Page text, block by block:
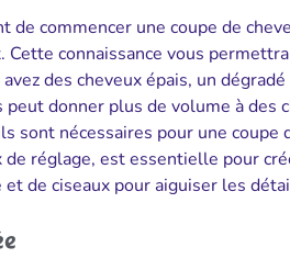
de commencer une coupe de
connaissance vous
des cheveux épais, un
donner plus de volume à des
sont nécessaires pour une coupe
réglage, est essentielle pour
de ciseaux pour aiguiser les